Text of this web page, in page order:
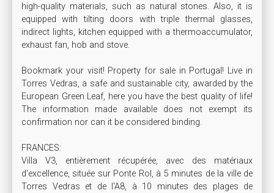
high-quality materials, such as natural stones. Also, it is
equipped with tilting doors with triple thermal glasses,
indirect lights, kitchen equipped with a thermoaccumulator,
exhaust fan, hob and stove.
Bookmark your visit! Property for sale in Portugal! Live in
Torres Vedras, a safe and sustainable city, awarded by the
European Green Leaf, here you have the best quality of life!
The information made available does not exempt its
confirmation nor can it be considered binding.
FRANCES:
Villa V3, entièrement récupérée, avec des matériaux
d'excellence, située sur Ponte Rol, à 5 minutes de la ville de
Torres Vedras et de l'A8, à 10 minutes des plages de